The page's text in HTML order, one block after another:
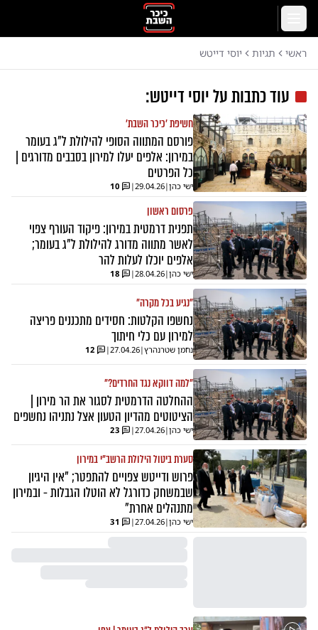
דלג לתוכן הראשי
ראשי תגיות יוסי דייטש
עוד כתבות עליוסי דייטש:
חשיפת ׳כיכר השבת׳
פורסם המתווה הסופי להילולת ל"ג בעומר
במירון: אלפים יעלו למירון בסבבים מדורגים |
כל הפרטים
ישי כהן |
29.04.26
|
10
פרסום ראשון
תפנית דרמטית במירון: פיקוד העורף צפוי
לאשר מתווה מדורג להילולת ל"ג בעומר;
אלפים יוכלו לעלות להר
ישי כהן |
28.04.26
|
18
"נגיע בכל מקרה"
נחשפו הקלטות: חסידים מתכננים פריצה
למירון עם כלי חיתוך
נחמן שטרנהרץ|
27.04.26
|
12
"למה דווקא נגד החרדים?"
ההחלטה הדרמטית לסגור את הר מירון |
הציטוטים מהדיון הטעון אצל נתניהו נחשפים
ישי כהן |
27.04.26
|
23
סערת ביטול הילולת הרשב"י במירון
פרוש ודייטש צפויים להתפטר; "אין היגיון
שבמשחק כדורגל לא הוטלו הגבלות - ובמירון
מתנהלים אחרת"
ישי כהן |
27.04.26
|
31